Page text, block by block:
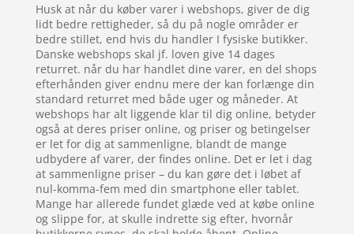
Husk at når du køber varer i webshops, giver de dig
lidt bedre rettigheder, så du på nogle områder er
bedre stillet, end hvis du handler I fysiske butikker.
Danske webshops skal jf. loven give 14 dages
returret. når du har handlet dine varer, en del shops
efterhånden giver endnu mere der kan forlænge din
standard returret med både uger og måneder. At
webshops har alt liggende klar til dig online, betyder
også at deres priser online, og priser og betingelser
er let for dig at sammenligne, blandt de mange
udbydere af varer, der findes online. Det er let i dag
at sammenligne priser – du kan gøre det i løbet af
nul-komma-fem med din smartphone eller tablet.
Mange har allerede fundet glæde ved at købe online
og slippe for, at skulle indrette sig efter, hvornår